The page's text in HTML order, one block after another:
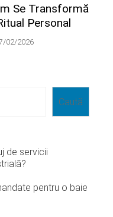
Se Transformă
Personal
02/2026
Caută
de servicii
pentru o baie